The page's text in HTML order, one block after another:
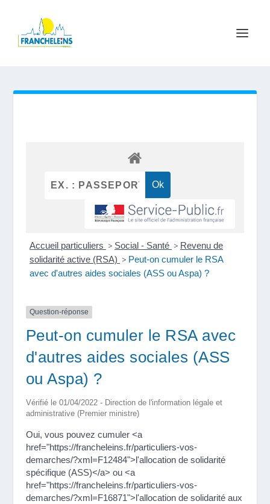
Accueil particuliers > Social - Santé > Revenu de
solidarité active (RSA) > Peut-on cumuler le RSA
avec d'autres aides sociales (ASS ou Aspa) ?
Question-réponse
Peut-on cumuler le RSA avec
d'autres aides sociales (ASS
ou Aspa) ?
Vérifié le 01/04/2022 - Direction de l'information légale et
administrative (Premier ministre)
Oui, vous pouvez cumuler <a
href="https://francheleins.fr/particuliers-vos-
demarches/?xml=F12484">l'allocation de solidarité
spécifique (ASS)</a> ou <a
href="https://francheleins.fr/particuliers-vos-
demarches/?xml=F16871">l'allocation de solidarité aux